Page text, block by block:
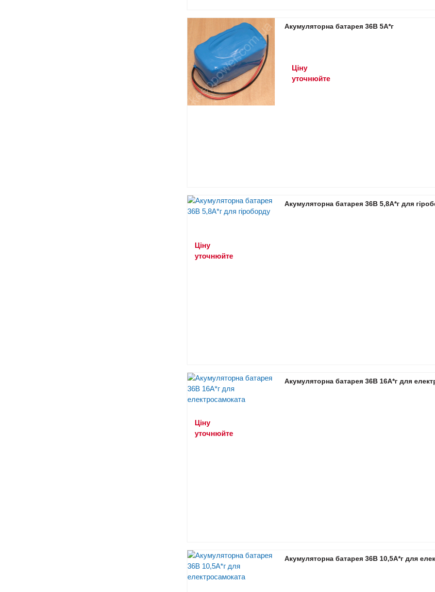
Акумуляторна батарея 36В 5А*г
Ціну
уточнюйте
Акумуляторна батарея 36В 5,8А*г для
Ціну
уточнюйте
Акумуляторна батарея 36В 16А*г для
Ціну
уточнюйте
Акумуляторна батарея 36В 10,5А*г для